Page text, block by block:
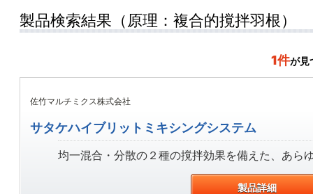
製品検索結果（原理：複合的撹拌羽根）
1件が見
佐竹マルチミクス株式会社
サタケハイブリットミキシングシステム
均一混合・分散の２種の撹拌効果を備えた、あら
製品詳細